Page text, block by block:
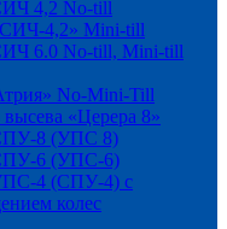
4,2 No-till
4,2» Mini-till
6.0 No-till, Mini-till
No-Mini-Till
высева «Церера 8»
СПУ-8 (УПС 8)
СПУ-6 (УПС-6)
4 (СПУ-4) с
колес